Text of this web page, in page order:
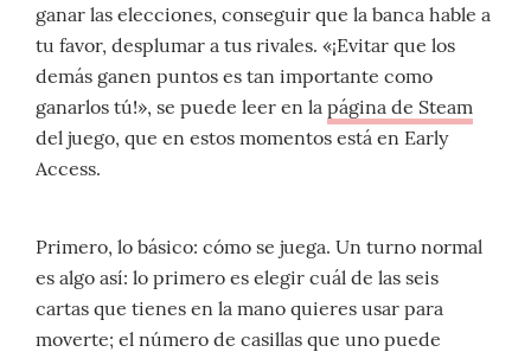
ganar las elecciones, conseguir que la banca hable a
tu favor, desplumar a tus rivales. «¡Evitar que los
demás ganen puntos es tan importante como
ganarlos tú!», se puede leer en la página de Steam
del juego, que en estos momentos está en Early
Access.
Primero, lo básico: cómo se juega. Un turno normal
es algo así: lo primero es elegir cuál de las seis
cartas que tienes en la mano quieres usar para
moverte; el número de casillas que uno puede